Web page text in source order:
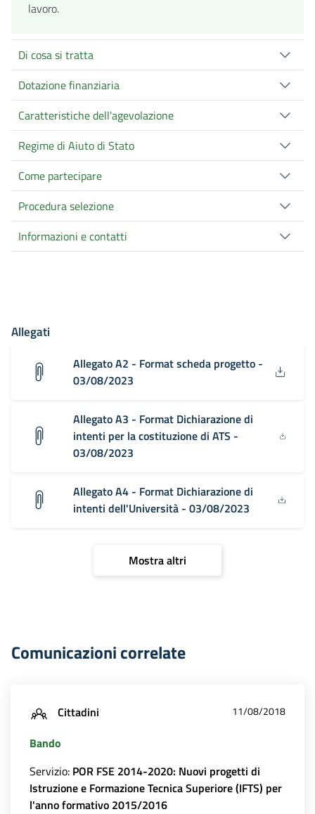
lavoro.
Di cosa si tratta
Dotazione finanziaria
Caratteristiche dell'agevolazione
Regime di Aiuto di Stato
Come partecipare
Procedura selezione
Informazioni e contatti
Allegati
Allegato A2 - Format scheda progetto -
03/08/2023
Allegato A3 - Format Dichiarazione di
intenti per la costituzione di ATS -
03/08/2023
Allegato A4 - Format Dichiarazione di
intenti dell'Università - 03/08/2023
Mostra altri
Comunicazioni correlate
Cittadini 11/08/2018
Bando
Servizio: POR FSE 2014-2020: Nuovi progetti di
Istruzione e Formazione Tecnica Superiore (IFTS) per
l'anno formativo 2015/2016